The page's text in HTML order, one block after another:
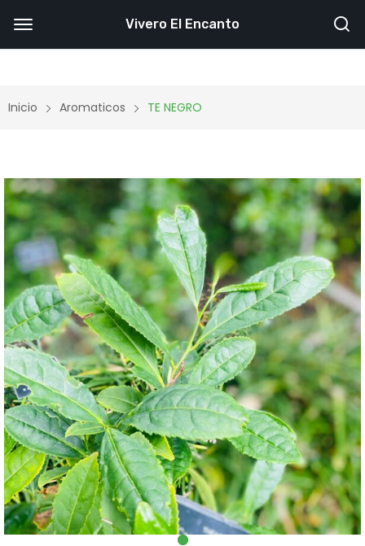
Inicio Aromaticos TE NEGRO
Vivero El Encanto